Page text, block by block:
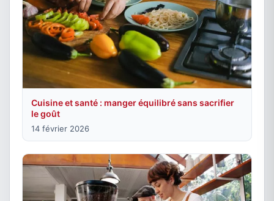
Cuisine et santé : manger équilibré sans sacrifier
le goût
14 février 2026